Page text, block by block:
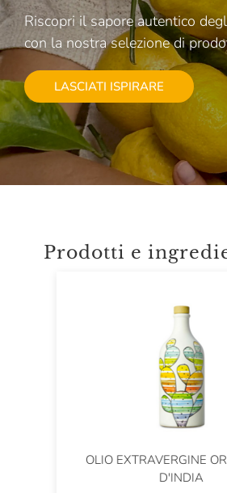
Riscopri il sapore autentico
con la nostra selezione di
LASCIATI ISPIRARE
Prodotti e
OLIO EXTRAVERGINE
D'INDIA